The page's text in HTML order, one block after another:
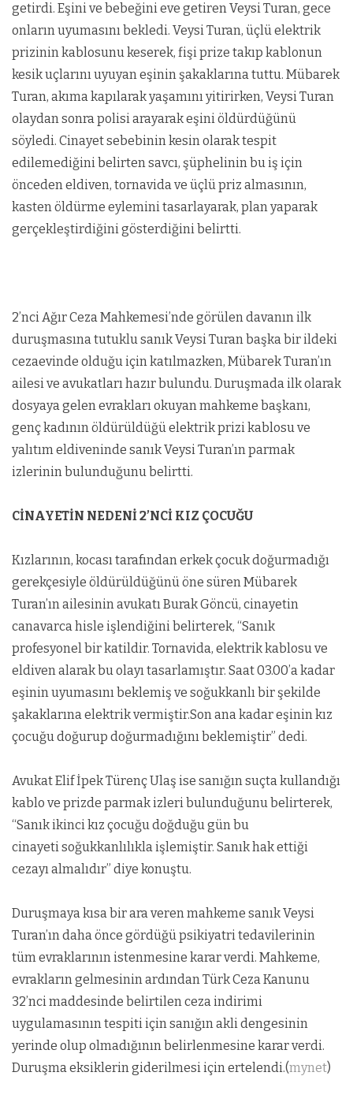
getirdi. Eşini ve bebeğini eve getiren Veysi Turan, gece
onların uyumasını bekledi. Veysi Turan, üçlü elektrik
prizinin kablosunu keserek, fişi prize takıp kablonun
kesik uçlarını uyuyan eşinin şakaklarına tuttu. Mübarek
Turan, akıma kapılarak yaşamını yitirirken, Veysi Turan
olaydan sonra polisi arayarak eşini öldürdüğünü
söyledi. Cinayet sebebinin kesin olarak tespit
edilemediğini belirten savcı, şüphelinin bu iş için
önceden eldiven, tornavida ve üçlü priz almasının,
kasten öldürme eylemini tasarlayarak, plan yaparak
gerçekleştirdiğini gösterdiğini belirtti.
2’nci Ağır Ceza Mahkemesi’nde görülen davanın ilk
duruşmasına tutuklu sanık Veysi Turan başka bir ildeki
cezaevinde olduğu için katılmazken, Mübarek Turan’ın
ailesi ve avukatları hazır bulundu. Duruşmada ilk olarak
dosyaya gelen evrakları okuyan mahkeme başkanı,
genç kadının öldürüldüğü elektrik prizi kablosu ve
yalıtım eldiveninde sanık Veysi Turan’ın parmak
izlerinin bulunduğunu belirtti.
CİNAYETİN NEDENİ 2’NCİ KIZ ÇOCUĞU
Kızlarının, kocası tarafından erkek çocuk doğurmadığı
gerekçesiyle öldürüldüğünü öne süren Mübarek
Turan’ın ailesinin avukatı Burak Göncü, cinayetin
canavarca hisle işlendiğini belirterek, “Sanık
profesyonel bir katildir. Tornavida, elektrik kablosu ve
eldiven alarak bu olayı tasarlamıştır. Saat 03.00’a kadar
eşinin uyumasını beklemiş ve soğukkanlı bir şekilde
şakaklarına elektrik vermiştir.Son ana kadar eşinin kız
çocuğu doğurup doğurmadığını beklemiştir” dedi.
Avukat Elif İpek Türenç Ulaş ise sanığın suçta kullandığı
kablo ve prizde parmak izleri bulunduğunu belirterek,
“Sanık ikinci kız çocuğu doğduğu gün bu
cinayeti soğukkanlılıkla işlemiştir. Sanık hak ettiği
cezayı almalıdır” diye konuştu.
Duruşmaya kısa bir ara veren mahkeme sanık Veysi
Turan’ın daha önce gördüğü psikiyatri tedavilerinin
tüm evraklarının istenmesine karar verdi. Mahkeme,
evrakların gelmesinin ardından Türk Ceza Kanunu
32’nci maddesinde belirtilen ceza indirimi
uygulamasının tespiti için sanığın akli dengesinin
yerinde olup olmadığının belirlenmesine karar verdi.
Duruşma eksiklerin giderilmesi için ertelendi.(mynet)